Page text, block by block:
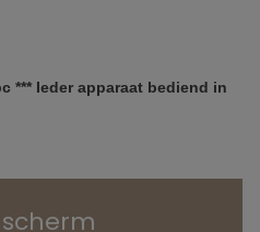
*** Ieder apparaat bediend in